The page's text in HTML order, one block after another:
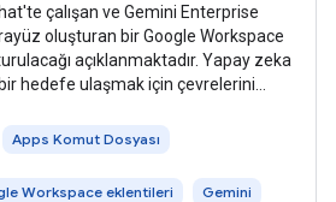
çalışan ve Gemini Enterprise
oluşturan bir Google Workspace
açıklanmaktadır. Yapay zeka
hedefe ulaşmak için çevrelerini
Apps Komut Dosyası
Workspace eklentileri Gemini